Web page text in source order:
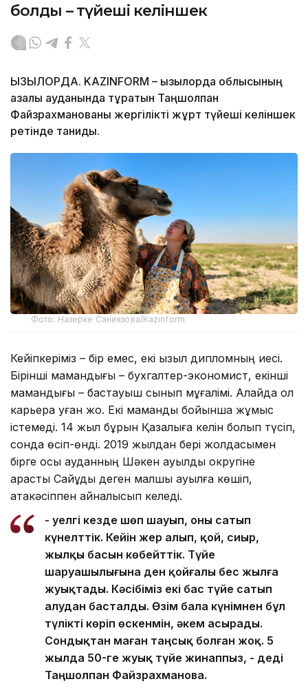
болды – түйеші келіншек
ҚЫЗЫЛОРДА. KAZINFORM – Қызылорда облысының
Қазалы ауданында тұратын Таңшолпан
Файзрахманованы жергілікті жұрт түйеші келіншек
ретінде таниды.
Фото: Назерке Саниязова/Kazinform
Кейіпкеріміз – бір емес, екі қызыл дипломның иесі.
Бірінші мамандығы – бухгалтер-экономист, екінші
мамандығы – бастауыш сынып мұғалімі. Алайда ол
карьера қуған жоқ. Екі мамандық бойынша жұмыс
істемеді. 14 жыл бұрын Қазалыға келін болып түсіп,
сонда өсіп-өнді. 2019 жылдан бері жолдасымен
бірге осы ауданның Шәкен ауылдық округіне
қарасты Сайқұдық деген малшы ауылға көшіп,
атакәсіппен айналысып келеді.
- Әуелгі кезде шөп шауып, оны сатып
күнелттік. Кейін жер алып, қой, сиыр,
жылқы басын көбейттік. Түйе
шаруашылығына ден қойғалы бес жылға
жуықтады. Кәсібіміз екі бас түйе сатып
алудан басталды. Өзім бала күнімнен бұл
түлікті көріп өскенмін, әкем асырады.
Сондықтан маған таңсық болған жоқ. 5
жылда 50-ге жуық түйе жинаппыз, - деді
Таңшолпан Файзрахманова.